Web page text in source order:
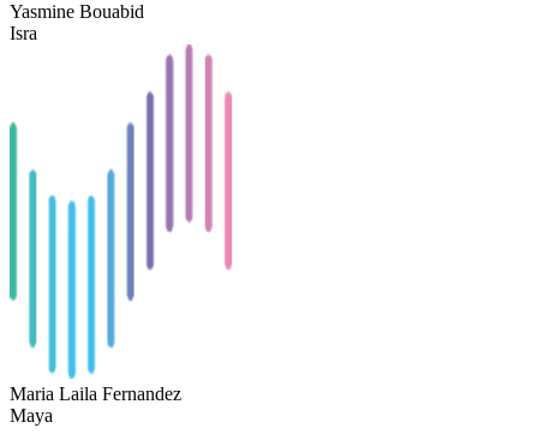
Yasmine Bouabid
Isra
Maria Laila Fernandez
Maya